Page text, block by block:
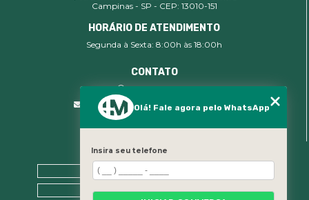
Campinas - SP - CEP: 13010-151
HORÁRIO DE ATENDIMENTO
Segunda à Sexta: 8:00h às 18:00h
CONTATO
(19) 99400-9142
comercial@imsegocupacional.com.br
MENU
Home
Sobre nós
Olá! Fale agora pelo WhatsApp
Insira seu telefone